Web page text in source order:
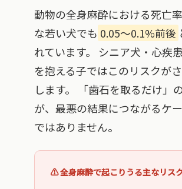
動物の全身麻酔における死亡
な若い犬でも 0.05〜0.1%前後
れています。 シニア犬・心疾
を抱える子ではこのリスクが
します。 「歯石を取るだけ」
が、最悪の結果につながるケ
ではありません。
⚠️ 全身麻酔で起こりうる主なリス